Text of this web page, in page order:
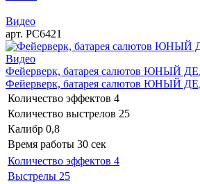
Видео
арт. РС6421
Видео
Фейерверк, батарея салютов ЮНЫЙ
Фейерверк, батарея салютов ЮНЫЙ
Количество эффектов 4
Количество выстрелов 25
Калибр 0,8
Время работы 30 сек
Количество эффектов 4
Выстрелы 25